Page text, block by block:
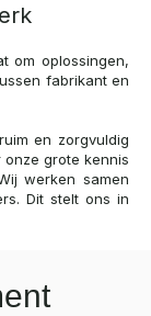
om oplossingen,
fabrikant en
en zorgvuldig
onze grote kennis
werken samen
Dit stelt ons in